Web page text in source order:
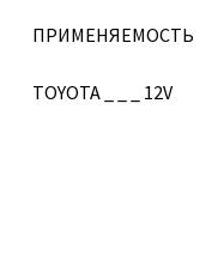
ПРИМЕНЯЕМОСТЬ
TOYOTA _ _ _ 12V